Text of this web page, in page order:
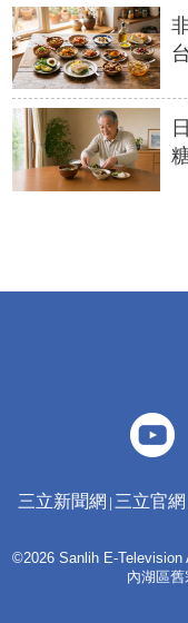
三立新聞網 三立官網
©2026 Sanlih E-
內湖區